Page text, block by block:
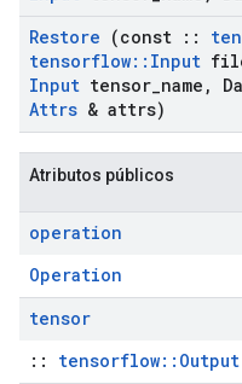
Restore (const ::
tensorflow:: Input
Input tensor name ,
Attrs & attrs)
Atributos públicos
operation
Operation
tensor
:: tensorflow::Output